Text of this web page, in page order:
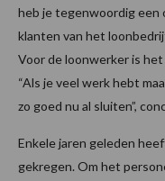
heb je tegenwoordig een
klanten van het
Voor de loonwerker is
“Als je veel werk hebt
zo goed nu al sluiten”,
Enkele jaren geleden
gekregen. Om het